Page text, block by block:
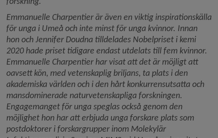
Emmanuelle Charpentier är även en viktig inspirationskälla
för unga i Umeå och inte minst för unga kvinnor. Innan
hon och Jennifer Doudna tilldelades Nobelpriset i kemi
2020 hade priset tidigare endast utdelats till fem kvinnor.
Emmanuelle Charpentier har visat att det är möjligt att
oavsett kön, med vetenskaplig briljans, ta plats i den
akademiska världen och i den hårt konkurrensutsatta och
mansdominerade naturvetenskapliga forskningen.
Engagemanget för unga speglas också genom den
möjlighet hon har att erbjuda unga forskare plats som
postdoktorer i forskargrupper inom Molekylär